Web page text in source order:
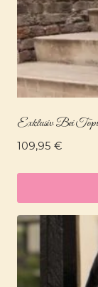
Exklusiv Bei
109,95 €